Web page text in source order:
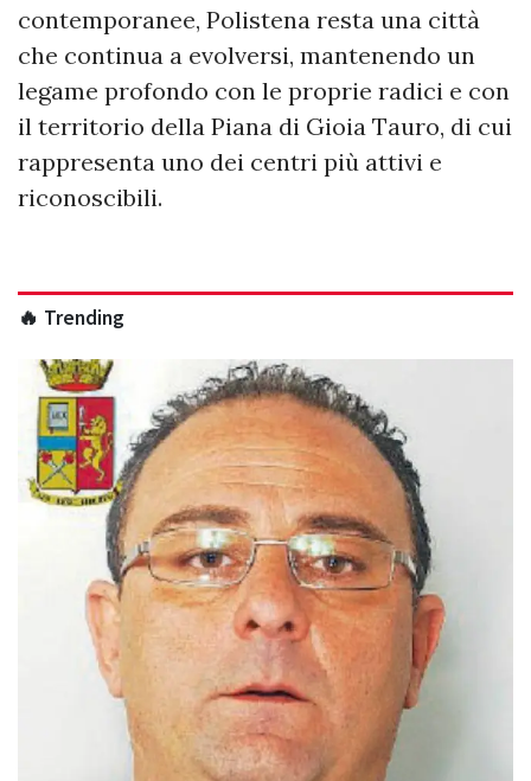
contemporanee, Polistena resta una città
che continua a evolversi, mantenendo un
legame profondo con le proprie radici e con
il territorio della Piana di Gioia Tauro, di cui
rappresenta uno dei centri più attivi e
riconoscibili.
🔥 Trending